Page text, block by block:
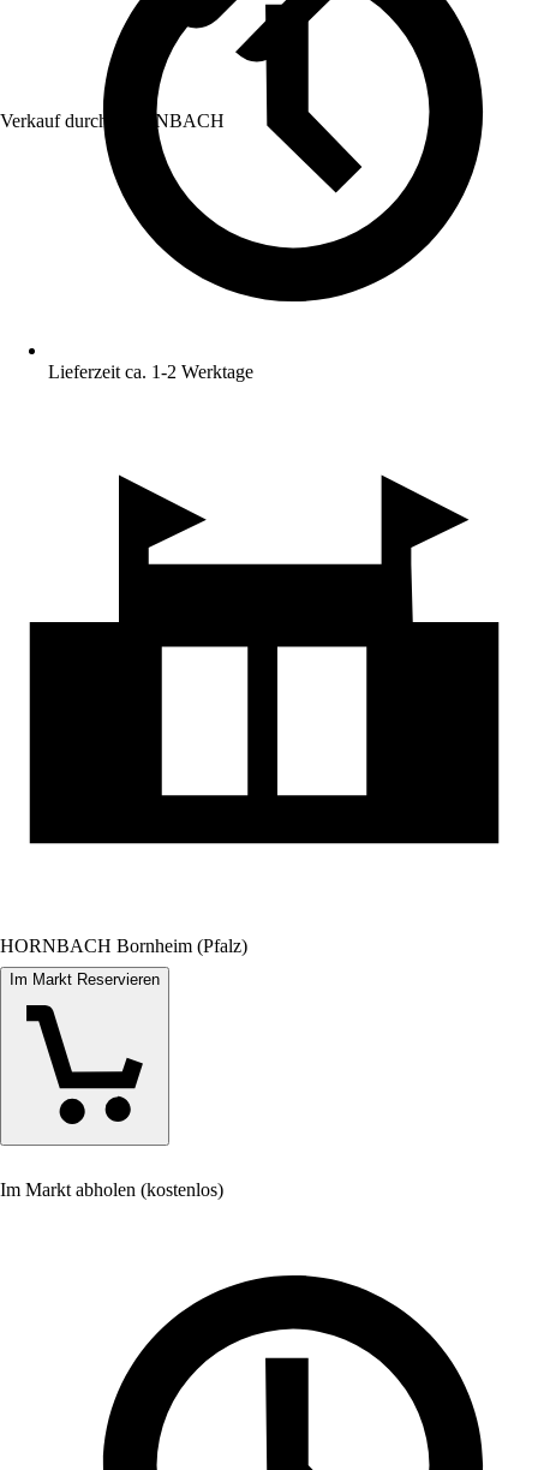
Verkauf durch: HORNBACH
Lieferzeit ca. 1-2 Werktage
HORNBACH Bornheim (Pfalz)
Im Markt Reservieren
Im Markt abholen (kostenlos)